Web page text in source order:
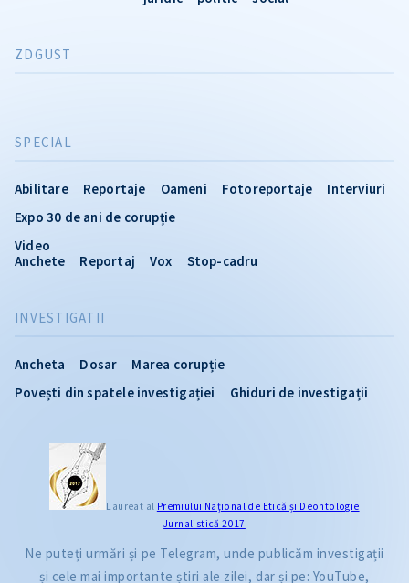
INVESTIGATII
Ancheta Dosar
Marea corupție
Povești din spatele investigației
Ghiduri de investigații
SPECIAL
Abilitare Reportaje Oameni Fotoreportaje
Interviuri
Expo 30 de ani de corupție
Video
Anchete
Reportaj Vox Stop-cadru
ZDGUST
Laureat al Premiului Naţional de Etică și Deontologie
Jurnalistică 2017
Ne puteți urmări și pe Telegram, unde publicăm investigații
și cele mai importante știri ale zilei, dar și pe: YouTube,